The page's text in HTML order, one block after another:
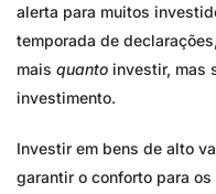
alerta para muitos
temporada de
mais quanto investir, mas
investimento.
Investir em bens de alto
garantir o conforto para